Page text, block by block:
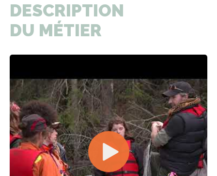
DESCRIPTION
DU MÉTIER